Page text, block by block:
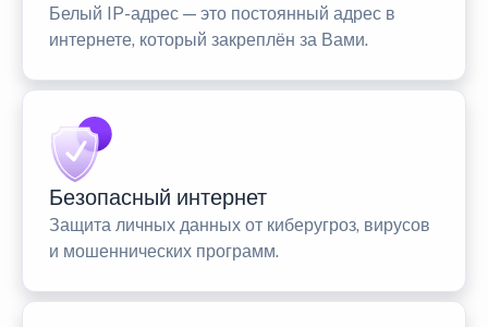
Белый IP-адрес — это постоянный адрес в
интернете, который закреплён за Вами.
Безопасный интернет
Защита личных данных от киберугроз, вирусов
и мошеннических программ.